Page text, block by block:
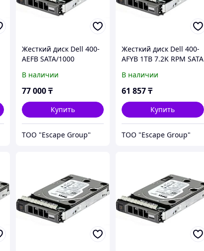
Жесткий диск Dell 400-
AEFB SATA/1000
Hot-plug Hard Drive,13G
В наличии
77 000₸
Купить
ТОО "Escape Group"
Жесткий диск Dell 400-
AFYB 1TB 7.2K RPM SATA
Hard Drive,13G
В наличии
61 857₸
Купить
ТОО "Escape Group"